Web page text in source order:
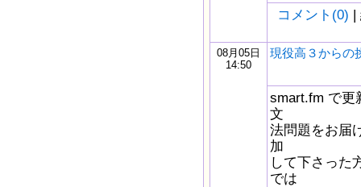
コメント(0) |
08月05日
14:50
現役高３からの
smart.fm で更
文
法問題をお届
加
して下さった
では